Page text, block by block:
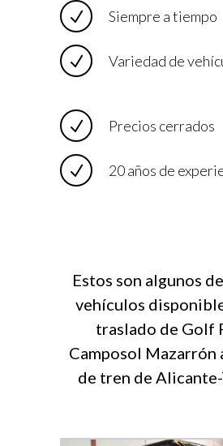
Siempre a tiempo
Variedad de
Precios cerrados
20 años de
Estos son algunos
vehículos
traslado de Golf
Camposol Mazarrón
de tren de